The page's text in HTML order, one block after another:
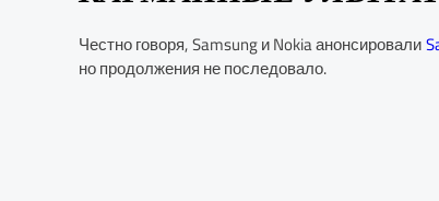
Честно говоря, Samsung и Nokia анонсировали
но продолжения не последовало.